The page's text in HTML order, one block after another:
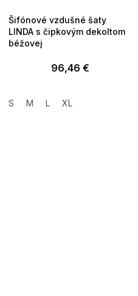
Šifónové vzdušné šaty
LINDA s čipkovým dekoltom
béžovej
96,46 €
S M L XL